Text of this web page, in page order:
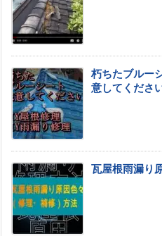
朽ちたブルー
意してくださ
瓦屋根雨漏り